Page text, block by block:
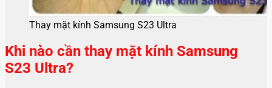
Thay mặt kính Samsung S23 Ultra
Khi nào cần thay mặt kính Samsung
S23 Ultra?